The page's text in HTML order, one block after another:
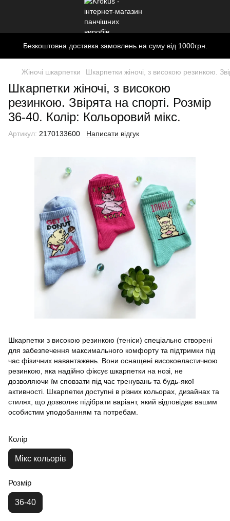
Безкоштовна доставка замовлень на суму від 1000грн.
Жіночі шкарпетки Шкарпетки жіночі, з високою резинкою.
Шкарпетки жіночі, з високою
резинкою. Звірята на спорті. Розмір
36-40. Колір: Кольоровий мікс.
Артикул: 2170133600 Написати відгук
Шкарпетки з високою резинкою (теніси) спеціально створені
для забезпечення максимального комфорту та підтримки під
час фізичних навантажень. Вони оснащені високоеластичною
резинкою, яка надійно фіксує шкарпетки на нозі, не
дозволяючи їм сповзати під час тренувань та будь-якої
активності. Шкарпетки доступні в різних кольорах, дизайнах та
стилях, що дозволяє підібрати варіант, який відповідає вашим
особистим уподобанням та потребам.
Колір
Мікс кольорів
Розмір
36-40